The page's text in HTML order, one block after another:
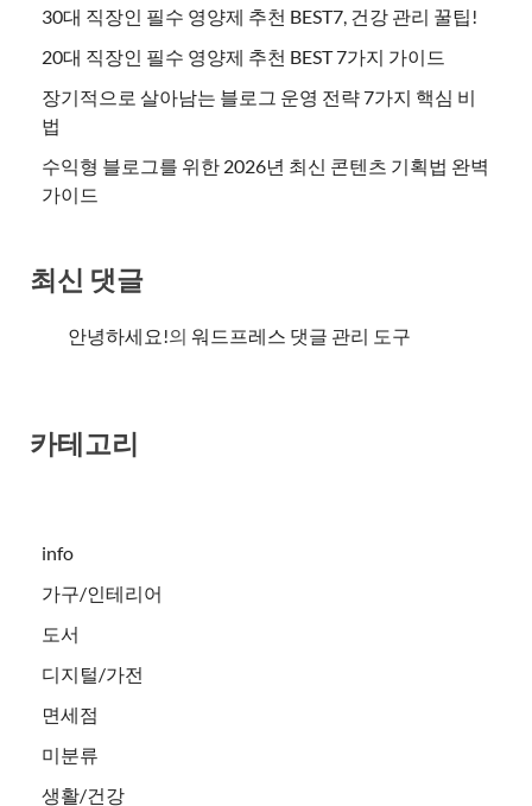
30대 직장인 필수 영양제 추천 BEST7, 건강 관리 꿀팁!
20대 직장인 필수 영양제 추천 BEST 7가지 가이드
장기적으로 살아남는 블로그 운영 전략 7가지 핵심 비
법
수익형 블로그를 위한 2026년 최신 콘텐츠 기획법 완벽
가이드
최신 댓글
안녕하세요!의 워드프레스 댓글 관리 도구
카테고리
info
가구/인테리어
도서
디지털/가전
면세점
미분류
생활/건강